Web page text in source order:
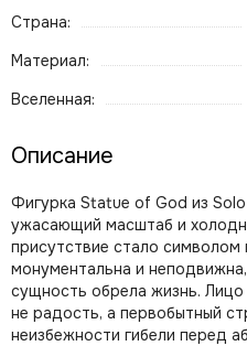
Страна:
Материал:
Вселенная:
Описание
Фигурка Statue of God из
ужасающий масштаб и
присутствие стало
монументальна и
сущность обрела жизнь.
не радость, а первобытный
неизбежности гибели перед